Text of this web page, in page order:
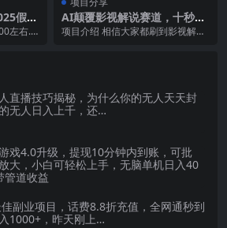
假期
手快
左右.
AI颠覆影视解说赛道，十秒生
成爆款视频，流量大易变现，
项目介绍 相信大家都刷到影视解说
直播技巧揭秘，为什么你的无人天天封
无人日入上千，还…
戏4.0升级，提现10分钟内到账，可批
大，小白可轻松上手，无脑单机日入40
管道收益
副业项目，话费8.8折充值，全网通秒到
1000+，昨天刚上…